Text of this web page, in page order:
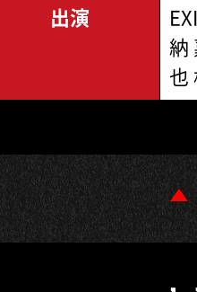
出演
納
也